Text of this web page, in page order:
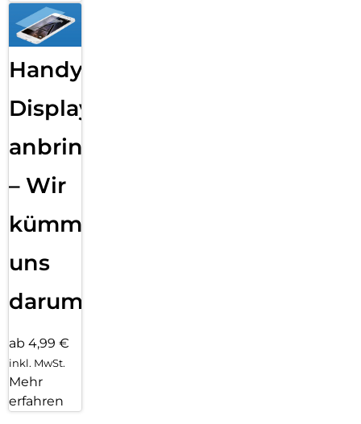
Handy
Displayfolie
anbringen
– Wir
kümmern
uns
darum!
ab 4,99 €
inkl. MwSt.
Mehr
erfahren